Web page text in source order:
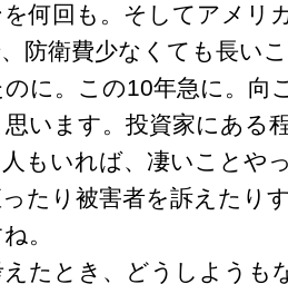
何回も。そしてアメリ
防衛費少なくても長い
に。この10年急に。向
います。投資家にある
もいれば、凄いことや
たり被害者を訴えたり
。
たとき、どうしようも